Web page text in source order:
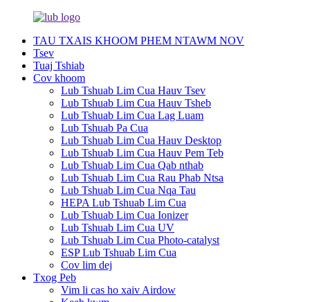
TAU TXAIS KHOOM PHEM NTAWM NOV
Tsev
Tuaj Tshiab
Cov khoom
Lub Tshuab Lim Cua Hauv Tsev
Lub Tshuab Lim Cua Hauv Tsheb
Lub Tshuab Lim Cua Lag Luam
Lub Tshuab Pa Cua
Lub Tshuab Lim Cua Hauv Desktop
Lub Tshuab Lim Cua Hauv Pem Teb
Lub Tshuab Lim Cua Qab nthab
Lub Tshuab Lim Cua Rau Phab Ntsa
Lub Tshuab Lim Cua Nqa Tau
HEPA Lub Tshuab Lim Cua
Lub Tshuab Lim Cua Ionizer
Lub Tshuab Lim Cua UV
Lub Tshuab Lim Cua Photo-catalyst
ESP Lub Tshuab Lim Cua
Cov lim dej
Txog Peb
Vim li cas ho xaiv Airdow